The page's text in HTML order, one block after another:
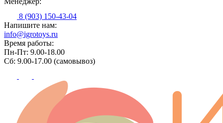
8 (903) 150-43-04
Напишите нам:
info@igrotoys.ru
Время работы:
Пн-Пт: 9.00-18.00
Сб: 9.00-17.00 (самовывоз)